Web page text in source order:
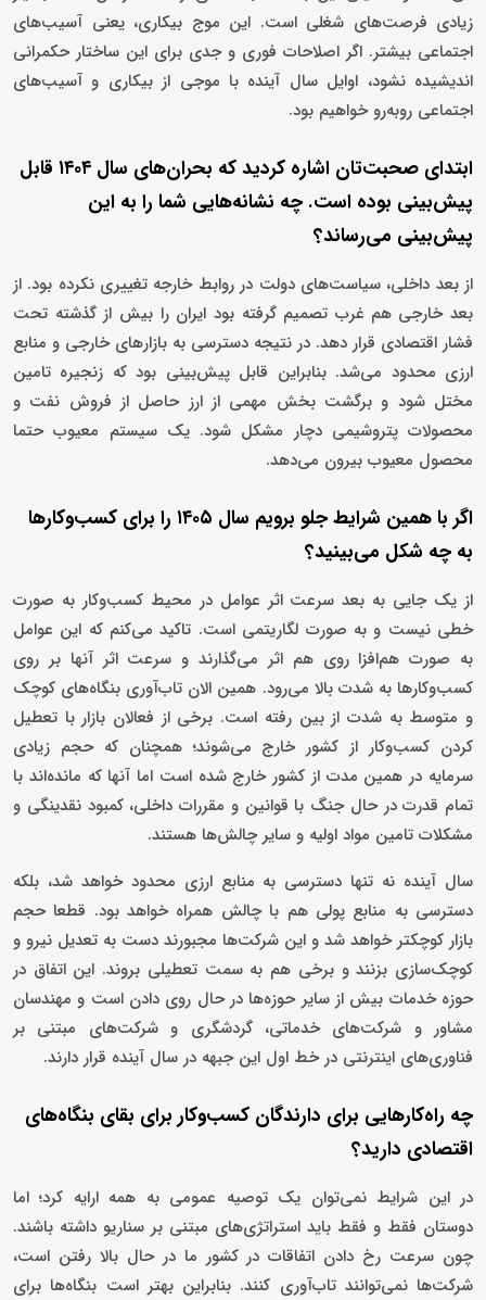
زیادی فرصت‌های شغلی است. این موج بیکاری، یعنی آسیب‌های
اجتماعی بیشتر. اگر اصلاحات فوری و جدی برای این ساختار حکمرانی
اندیشیده نشود، اوایل سال آینده با موجی از بیکاری و آسیب‌های
اجتماعی روبه‌رو خواهیم بود.
ابتدای صحبت‌تان اشاره کردید که بحران‌های سال ۱۴۰۴ قابل
پیش‌بینی بوده است. چه نشانه‌هایی شما را به این
پیش‌بینی می‌رساند؟
از بعد داخلی، سیاست‌های دولت در روابط خارجه تغییری نکرده بود. از
بعد خارجی هم غرب تصمیم گرفته بود ایران را بیش از گذشته تحت
فشار اقتصادی قرار دهد. در نتیجه دسترسی به بازارهای خارجی و منابع
ارزی محدود می‌شد. بنابراین قابل پیش‌بینی بود که زنجیره تامین
مختل شود و برگشت بخش مهمی از ارز حاصل از فروش نفت و
محصولات پتروشیمی دچار مشکل شود. یک سیستم معیوب حتما
محصول معیوب بیرون می‌دهد.
اگر با همین شرایط جلو برویم سال ۱۴۰۵ را برای کسب‌وکارها
به چه شکل می‌بینید؟
از یک جایی به بعد سرعت اثر عوامل در محیط کسب‌وکار به صورت
خطی نیست و به صورت لگاریتمی است. تاکید می‌کنم که این عوامل
به صورت هم‌افزا روی هم اثر می‌گذارند و سرعت اثر آنها بر روی
کسب‌وکارها به شدت بالا می‌رود. همین الان تاب‌آوری بنگاه‌های کوچک
و متوسط به شدت از بین رفته است. برخی از فعالان بازار با تعطیل
کردن کسب‌وکار از کشور خارج می‌شوند؛ همچنان که حجم زیادی
سرمایه در همین مدت از کشور خارج شده است اما آنها که مانده‌اند با
تمام قدرت در حال جنگ با قوانین و مقررات داخلی، کمبود نقدینگی و
مشکلات تامین مواد اولیه و سایر چالش‌ها هستند.
سال آینده نه تنها دسترسی به منابع ارزی محدود خواهد شد، بلکه
دسترسی به منابع پولی هم با چالش همراه خواهد بود. قطعا حجم
بازار کوچکتر خواهد شد و این شرکت‌ها مجبورند دست به تعدیل نیرو و
کوچک‌سازی بزنند و برخی هم به سمت تعطیلی بروند. این اتفاق در
حوزه خدمات بیش از سایر حوزه‌ها در حال روی دادن است و مهندسان
مشاور و شرکت‌های خدماتی، گردشگری و شرکت‌های مبتنی بر
فناوری‌های اینترنتی در خط اول این جبهه در سال آینده قرار دارند.
چه راه‌کارهایی برای دارندگان کسب‌وکار برای بقای بنگاه‌های
اقتصادی دارید؟
در این شرایط نمی‌توان یک توصیه عمومی به همه ارایه کرد؛ اما
دوستان فقط و فقط باید استراتژی‌های مبتنی بر سناریو داشته باشند.
چون سرعت رخ دادن اتفاقات در کشور ما در حال بالا رفتن است،
شرکت‌ها نمی‌توانند تاب‌آوری کنند. بنابراین بهتر است بنگاه‌ها برای